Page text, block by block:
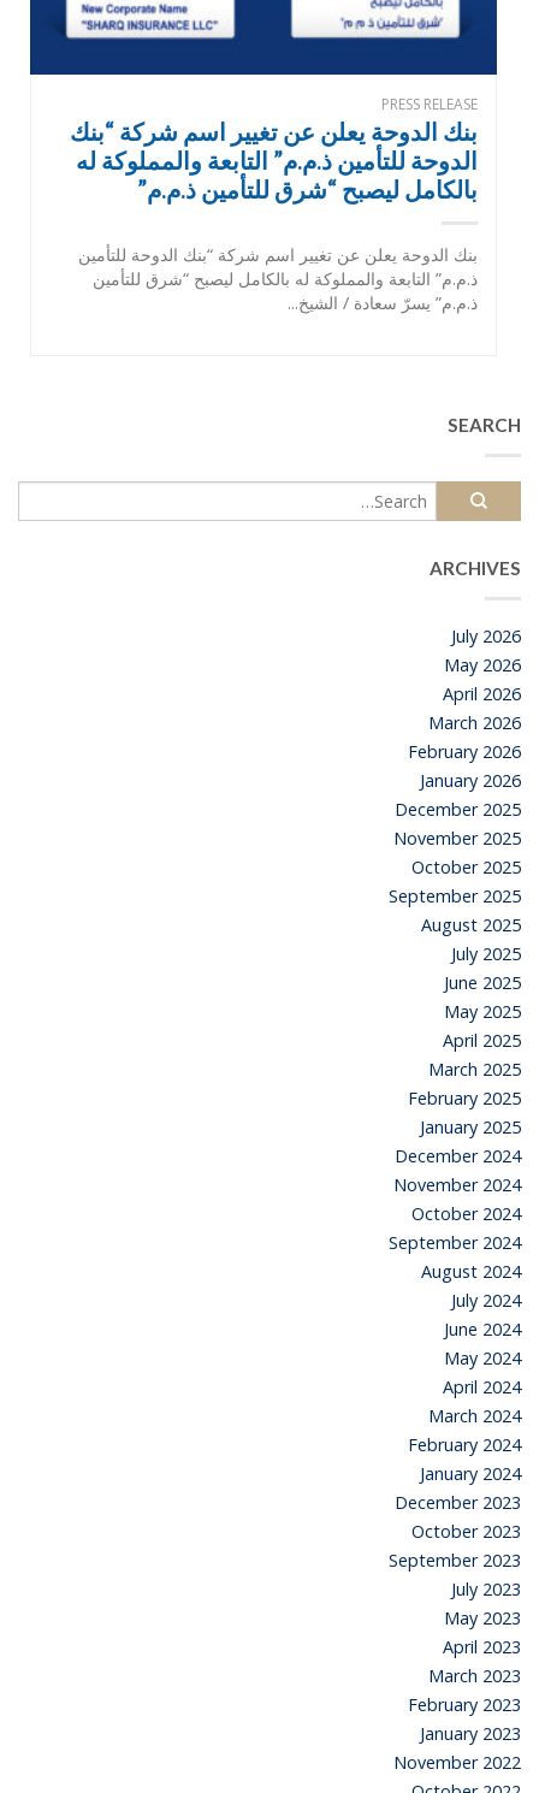
PRESS RELEASE
بنك الدوحة يعلن عن تغيير اسم شركة “بنك
الدوحة للتأمين ذ.م.م” التابعة والمملوكة له
بالكامل ليصبح “شرق للتأمين ذ.م.م”
بنك الدوحة يعلن عن تغيير اسم شركة “بنك الدوحة للتأمين
ذ.م.م” التابعة والمملوكة له بالكامل ليصبح “شرق للتأمين
ذ.م.م” يسرّ سعادة / الشيخ...
SEARCH
ARCHIVES
July 2026
May 2026
April 2026
March 2026
February 2026
January 2026
December 2025
November 2025
October 2025
September 2025
August 2025
July 2025
June 2025
May 2025
April 2025
March 2025
February 2025
January 2025
December 2024
November 2024
October 2024
September 2024
August 2024
July 2024
June 2024
May 2024
April 2024
March 2024
February 2024
January 2024
December 2023
October 2023
September 2023
July 2023
May 2023
April 2023
March 2023
February 2023
January 2023
November 2022